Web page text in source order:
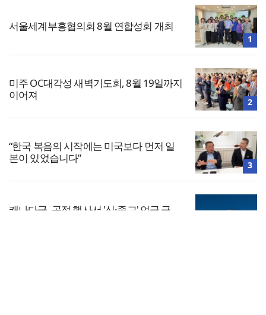
서울세계부흥협의회 8월 연합성회 개최
1
미주 OC대각성 새벽기도회, 8월 19일까지
이어져
2
“한국 복음의 시작에는 미국보다 먼저 일
본이 있었습니다”
3
캐나다군, 공적 행사서 '신·종교' 언급 금